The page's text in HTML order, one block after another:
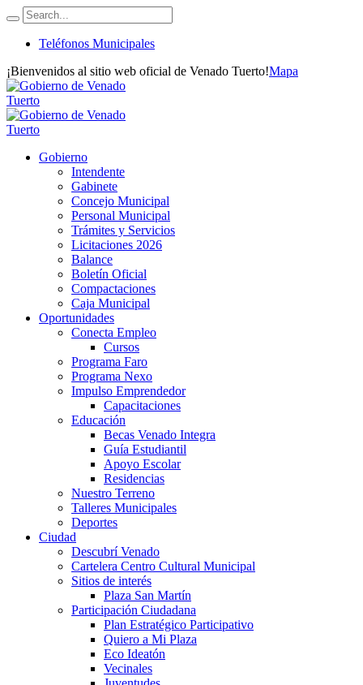
Teléfonos Municipales
¡Bienvenidos al sitio web oficial de Venado Tuerto!Mapa
Gobierno
Intendente
Gabinete
Concejo Municipal
Personal Municipal
Trámites y Servicios
Licitaciones 2026
Balance
Boletín Oficial
Compactaciones
Caja Municipal
Oportunidades
Conecta Empleo
Cursos
Programa Faro
Programa Nexo
Impulso Emprendedor
Capacitaciones
Educación
Becas Venado Integra
Guía Estudiantil
Apoyo Escolar
Residencias
Nuestro Terreno
Talleres Municipales
Deportes
Ciudad
Descubrí Venado
Cartelera Centro Cultural Municipal
Sitios de interés
Plaza San Martín
Participación Ciudadana
Plan Estratégico Participativo
Quiero a Mi Plaza
Eco Ideatón
Vecinales